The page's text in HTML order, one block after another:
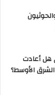
هل أعادت
الأوسط؟